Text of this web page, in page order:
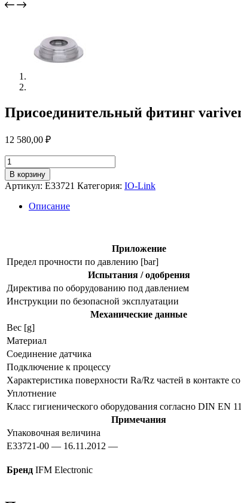
Присоединительный фитинг
12 580,00 ₽
Количество
товара
Присоединительный
фитинг
varivent
e33721
В корзину
Артикул: E33721 Категория: IO-Link
Описание
Приложение
Предел прочности по давлению [bar]
Испытания / одобрения
Директива по оборудованию под давлением
Инструкции по безопасной эксплуатации
Механические данные
Вес [g]
Материал
Соединение датчика
Подключение к процессу
Характеристика поверхности Ra/Rz частей в контакте
Уплотнение
Класс гигиенического оборудования согласно DIN EN
Примечания
Упаковочная величина
E33721-00 — 16.11.2012 —
Бренд IFM Electronic